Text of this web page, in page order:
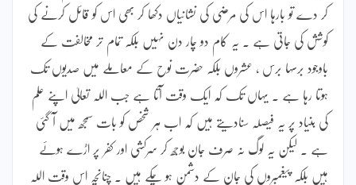
کر دے تو بارہا اس کی مرضی کی نشانیاں دکھا کر بھی اس کو قائل کرنے کی
کوشش کی جاتی ہے ۔ یہ کام دو چار دن نہیں بلکہ تمام تر مخالفت کے
باوجود برسہا برس ، عشروں بلکہ حضرت نوح کے معاملے میں صدیوں تک
ہوتا رہا ہے ۔ یہاں تک کہ ایک وقت آتا ہے جب اللہ تعالیٰ اپنے علم
کی بنیاد پر یہ فیصلہ سنادیتے ہیں کہ اب ہر شخص کو بات سمجھ میں آ گئی
ہے ۔ لیکن یہ لوگ نہ صرف جان بوجھ کر سرکشی اور کفر پر اڑے ہوئے
ہیں بلکہ پیغمبروں کی جان کے دشمن ہو چکے ہیں ۔ چنانچہ اس وقت اللہ